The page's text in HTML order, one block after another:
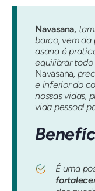
Navasana,
barco, vem da
asana é
equilibrar todo
Navasana,
e inferior do
nossas vidas,
vida pessoal
É uma